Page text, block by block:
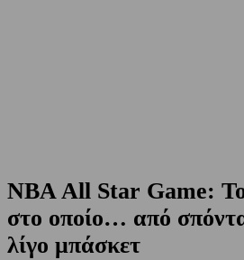
NBA All Star Game:
στο οποίο… από
λίγο μπάσκετ